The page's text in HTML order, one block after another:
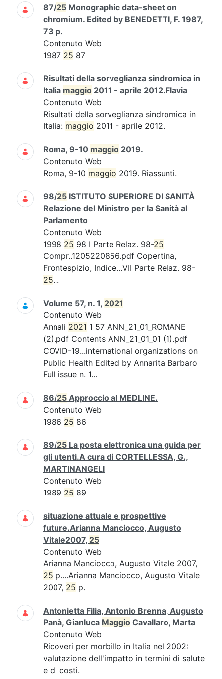
87/25 Monographic data-sheet on
chromium. Edited by BENEDETTI, F. 1987,
73 p.
Contenuto Web
1987 25 87
Risultati della sorveglianza sindromica in
Italia maggio 2011 - aprile 2012.Flavia
Contenuto Web
Risultati della sorveglianza sindromica in
Italia: maggio 2011 - aprile 2012.
Roma, 9-10 maggio 2019.
Contenuto Web
Roma, 9-10 maggio 2019. Riassunti.
98/25 ISTITUTO SUPERIORE DI SANITÀ
Relazione del Ministro per la Sanità al
Parlamento
Contenuto Web
1998 25 98 I Parte Relaz. 98-25
Compr..1205220856.pdf Copertina,
Frontespizio, Indice...VII Parte Relaz. 98-
25...
Volume 57, n. 1, 2021
Contenuto Web
Annali 2021 1 57 ANN_21_01_ROMANE
(2).pdf Contents ANN_21_01_01 (1).pdf
COVID-19...international organizations on
Public Health Edited by Annarita Barbaro
Full issue n. 1...
86/25 Approccio al MEDLINE.
Contenuto Web
1986 25 86
89/25 La posta elettronica una guida per
gli utenti.A cura di CORTELLESSA, G.,
MARTINANGELI
Contenuto Web
1989 25 89
situazione attuale e prospettive
future.Arianna Manciocco, Augusto
Vitale2007, 25
Contenuto Web
Arianna Manciocco, Augusto Vitale 2007,
25 p....Arianna Manciocco, Augusto Vitale
2007, 25 p.
Antonietta Filia, Antonio Brenna, Augusto
Panà, Gianluca Maggio Cavallaro, Marta
Contenuto Web
Ricoveri per morbillo in Italia nel 2002:
valutazione dell'impatto in termini di salute
e di costi.